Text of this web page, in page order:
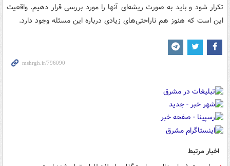
تکرار شود و باید به صورت ریشه‌ای آنها را مورد بررسی قرار دهیم. واقعیت
این است که هنوز هم ناراحتی‌های زیادی درباره این مسئله وجود دارد.
اخبار مرتبط